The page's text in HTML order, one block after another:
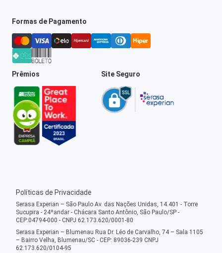
Formas de Pagamento
Prêmios Site Seguro
Políticas de Privacidade
Serasa Experian – São Paulo Av. das Nações Unidas, 14.401 - Torre
Sucupira - 24ºandar - Chácara Santo Antônio, São Paulo/SP -
CEP:04794-000 - CNPJ 62.173.620/0001-80
Serasa Experian – Blumenau Rua Dr. Léo de Carvalho, 74 – Sala 1105
– Bairro Velha, Blumenau/SC - CEP: 89036-239 CNPJ
62.173.620/0104-95